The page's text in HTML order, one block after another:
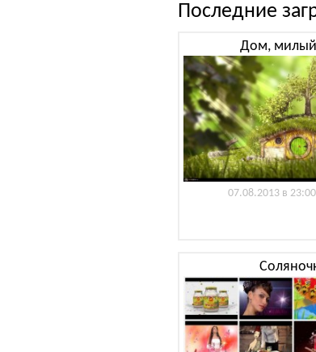
Последние
Дом,
07.08.2013 в 23:00